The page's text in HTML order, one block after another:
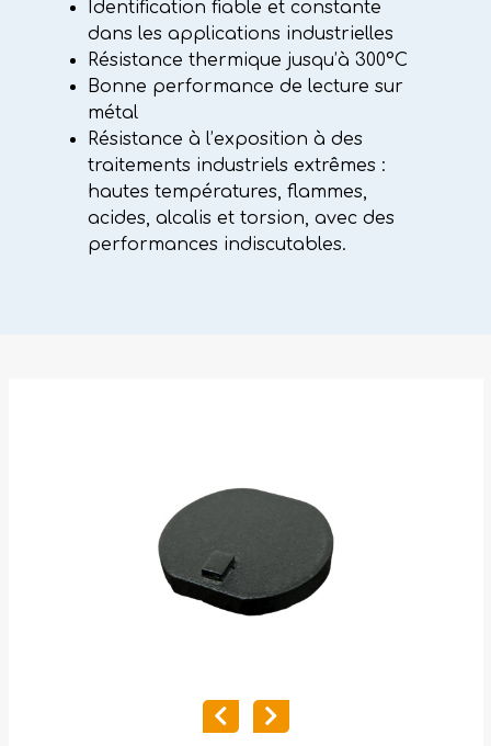
Identification fiable et constante
dans les applications industrielles
Résistance thermique jusqu’à 300°C
Bonne performance de lecture sur
métal
Résistance à l’exposition à des
traitements industriels extrêmes :
hautes températures, flammes,
acides, alcalis et torsion, avec des
performances indiscutables.